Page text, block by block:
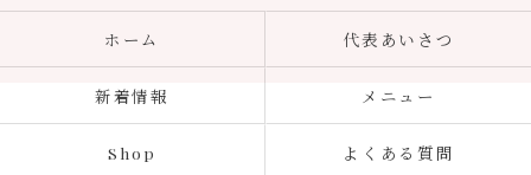
ホーム 代表あいさつ
新着情報 メニュー
Shop よくある質問